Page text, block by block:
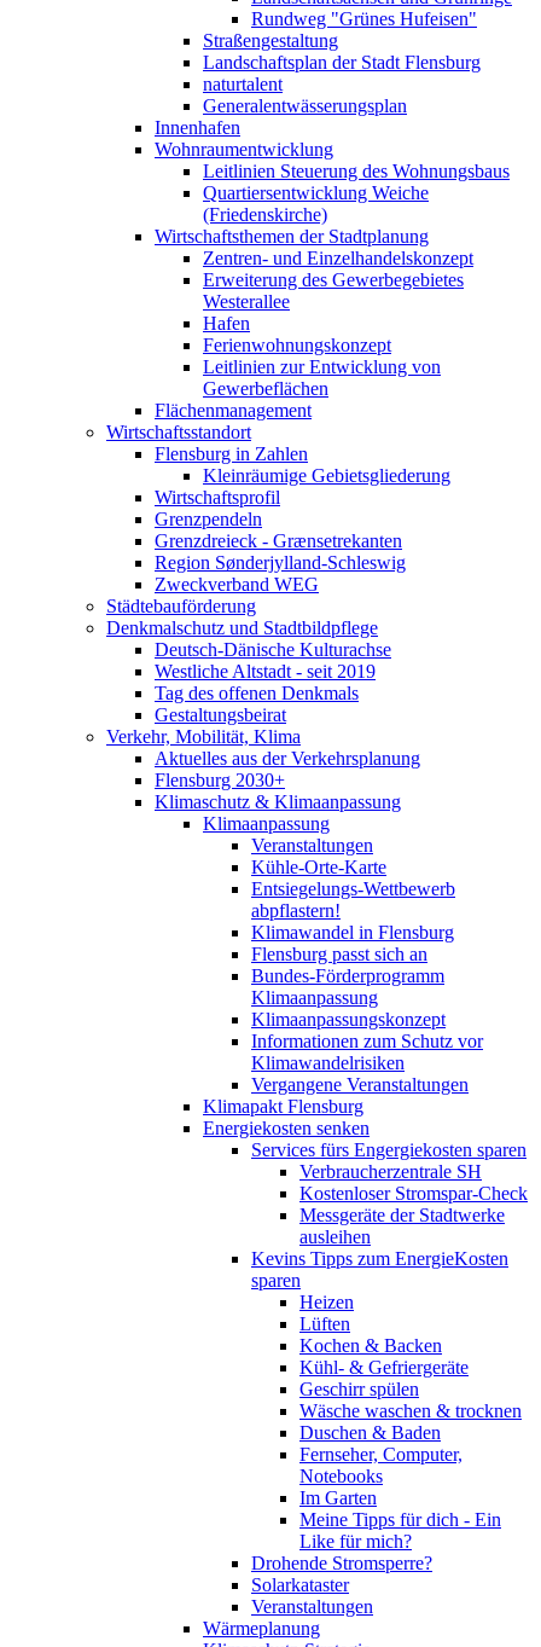
Rundweg "Grünes Hufeisen"
Straßengestaltung
Landschaftsplan der Stadt Flensburg
naturtalent
Generalentwässerungsplan
Innenhafen
Wohnraumentwicklung
Leitlinien Steuerung des Wohnungsbaus
Quartiersentwicklung Weiche
(Friedenskirche)
Wirtschaftsthemen der Stadtplanung
Zentren- und Einzelhandelskonzept
Erweiterung des Gewerbegebietes
Westerallee
Hafen
Ferienwohnungskonzept
Leitlinien zur Entwicklung von
Gewerbeflächen
Flächenmanagement
Wirtschaftsstandort
Flensburg in Zahlen
Kleinräumige Gebietsgliederung
Wirtschaftsprofil
Grenzpendeln
Grenzdreieck - Grænsetrekanten
Region Sønderjylland-Schleswig
Zweckverband WEG
Städtebauförderung
Denkmalschutz und Stadtbildpflege
Deutsch-Dänische Kulturachse
Westliche Altstadt - seit 2019
Tag des offenen Denkmals
Gestaltungsbeirat
Verkehr, Mobilität, Klima
Aktuelles aus der Verkehrsplanung
Flensburg 2030+
Klimaschutz & Klimaanpassung
Klimaanpassung
Veranstaltungen
Kühle-Orte-Karte
Entsiegelungs-Wettbewerb
abpflastern!
Klimawandel in Flensburg
Flensburg passt sich an
Bundes-Förderprogramm
Klimaanpassung
Klimaanpassungskonzept
Informationen zum Schutz vor
Klimawandelrisiken
Vergangene Veranstaltungen
Klimapakt Flensburg
Energiekosten senken
Services fürs Engergiekosten sparen
Verbraucherzentrale SH
Kostenloser Stromspar-Check
Messgeräte der Stadtwerke
ausleihen
Kevins Tipps zum EnergieKosten
sparen
Heizen
Lüften
Kochen & Backen
Kühl- & Gefriergeräte
Geschirr spülen
Wäsche waschen & trocknen
Duschen & Baden
Fernseher, Computer,
Notebooks
Im Garten
Meine Tipps für dich - Ein
Like für mich?
Drohende Stromsperre?
Solarkataster
Veranstaltungen
Wärmeplanung